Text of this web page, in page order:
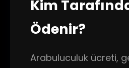
Kim
Ödenir?
Arabuluculuk ücreti,